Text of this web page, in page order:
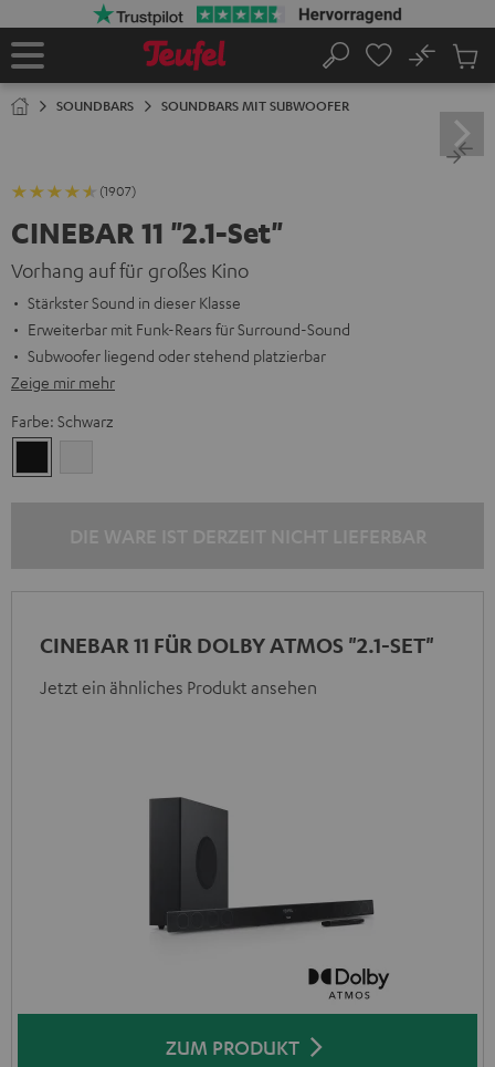
Startseite
Suche
No
SOUNDBARS SOUNDBARS MIT SUBWOOFER
(1907)
CINEBAR 11 "2.1-Set"
Vorhang auf für großes Kino
Stärkster Sound in dieser Klasse
Erweiterbar mit Funk-Rears für Surround-Sound
Subwoofer liegend oder stehend platzierbar
Zeige mir mehr
Farbe: Schwarz
CINEBAR 11 FÜR DOLBY ATMOS "2.1-SET"
Jetzt ein ähnliches Produkt ansehen
ZUM PRODUKT